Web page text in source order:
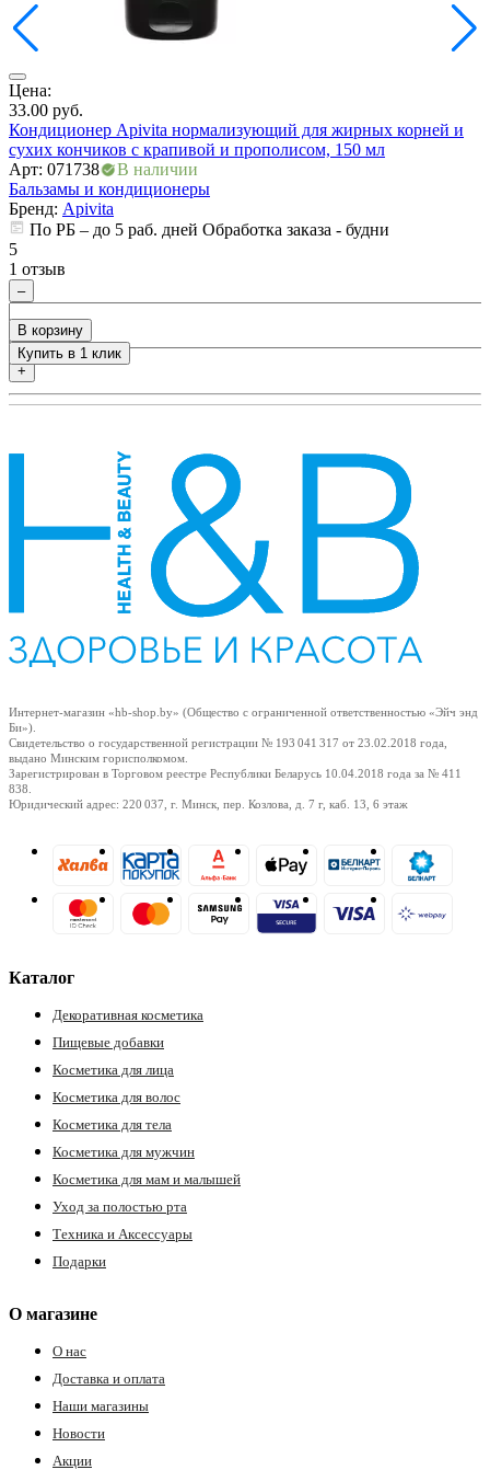
Цена:
33.00 руб.
Кондиционер Apivita нормализующий для жирных корней и
сухих кончиков с крапивой и прополисом, 150 мл
Арт: 071738
В наличии
Бальзамы и кондиционеры
Бренд: Apivita
По РБ – до 5 раб. дней Обработка заказа - будни
5
1 отзыв
–
+
В корзину
Купить в 1 клик
Интернет-магазин «hb-shop.by» (Общество с ограниченной ответственностью «Эйч энд
Би»).
Свидетельство о государственной регистрации № 193 041 317 от 23.02.2018 года,
выдано Минским горисполкомом.
Зарегистрирован в Торговом реестре Республики Беларусь 10.04.2018 года за № 411
838.
Юридический адрес: 220 037, г. Минск, пер. Козлова, д. 7 г, каб. 13, 6 этаж
Каталог
Декоративная косметика
Пищевые добавки
Косметика для лица
Косметика для волос
Косметика для тела
Косметика для мужчин
Косметика для мам и малышей
Уход за полостью рта
Техника и Аксессуары
Подарки
О магазине
О нас
Доставка и оплата
Наши магазины
Новости
Акции